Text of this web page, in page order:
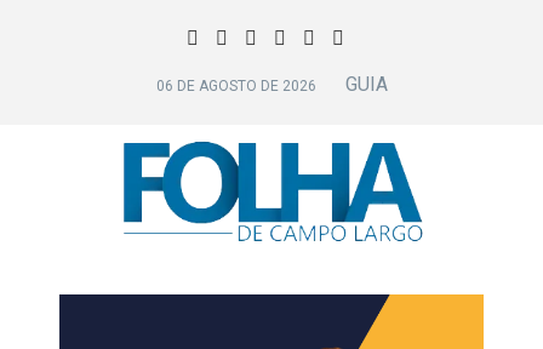
06 DE AGOSTO DE 2026 GUIA